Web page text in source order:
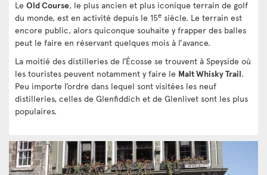
Le Old Course, le plus ancien et plus iconique terrain de golf
du monde, est en activité depuis le 15e siècle. Le terrain est
encore public, alors quiconque souhaite y frapper des balles
peut le faire en réservant quelques mois à l’avance.
La moitié des distilleries de l’Écosse se trouvent à Speyside où
les touristes peuvent notamment y faire le Malt Whisky Trail.
Peu importe l’ordre dans lequel sont visitées les neuf
distilleries, celles de Glenfiddich et de Glenlivet sont les plus
populaires.